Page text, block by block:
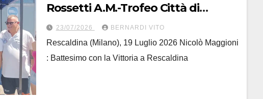
Rossetti A.M.-Trofeo Città di
Rescaldina : 1° Nicolò Maggioni
(Team Senaghese-Guerrini)
23/07/2026 BERNARDI VITO
Rescaldina (Milano), 19 Luglio 2026 Nicolò Maggioni
: Battesimo con la Vittoria a Rescaldina